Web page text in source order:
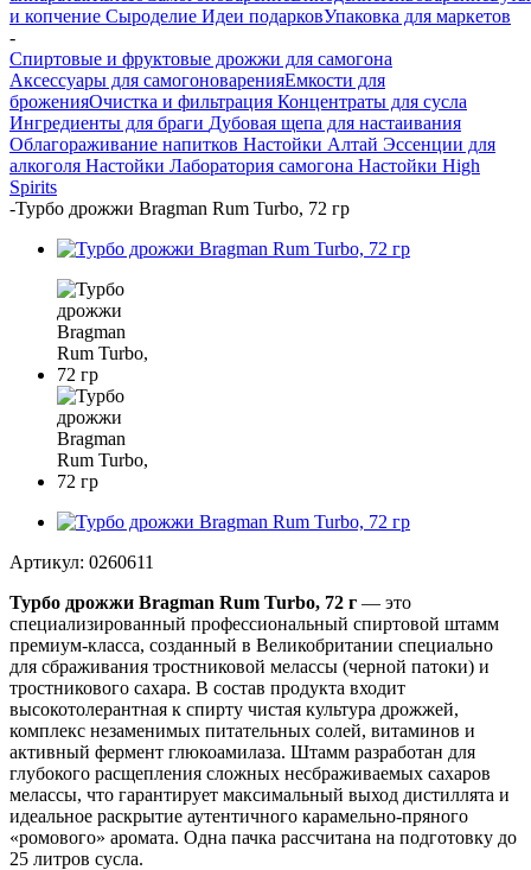
и копчение Сыроделие Идеи подарковУпаковка для маркетов
-
Спиртовые и фруктовые дрожжи для самогона
Аксессуары для самогоноваренияЕмкости для
броженияОчистка и фильтрация Концентраты для сусла
Ингредиенты для браги Дубовая щепа для настаивания
Облагораживание напитков Настойки Алтай Эссенции для
алкоголя Настойки Лаборатория самогона Настойки High
Spirits
-Турбо дрожжи Bragman Rum Turbo, 72 гр
Артикул: 0260611
Турбо дрожжи Bragman Rum Turbo, 72 г — это
специализированный профессиональный спиртовой штамм
премиум-класса, созданный в Великобритании специально
для сбраживания тростниковой мелассы (черной патоки) и
тростникового сахара. В состав продукта входит
высокотолерантная к спирту чистая культура дрожжей,
комплекс незаменимых питательных солей, витаминов и
активный фермент глюкоамилаза. Штамм разработан для
глубокого расщепления сложных несбраживаемых сахаров
мелассы, что гарантирует максимальный выход дистиллята и
идеальное раскрытие аутентичного карамельно-пряного
«ромового» аромата. Одна пачка рассчитана на подготовку до
25 литров сусла.